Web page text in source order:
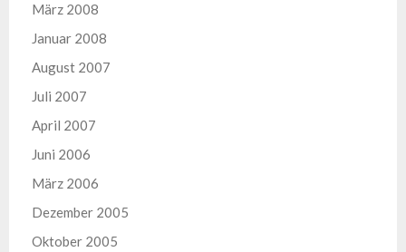
März 2008
Januar 2008
August 2007
Juli 2007
April 2007
Juni 2006
März 2006
Dezember 2005
Oktober 2005